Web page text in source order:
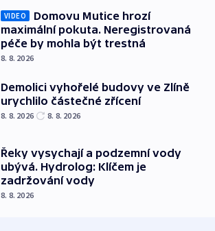
VIDEO
Domovu Mutice hrozí
maximální pokuta. Neregistrovaná
péče by mohla být trestná
8. 8. 2026
Demolici vyhořelé budovy ve Zlíně
urychlilo částečné zřícení
8. 8. 2026 8. 8. 2026
Řeky vysychají a podzemní vody
ubývá. Hydrolog: Klíčem je
zadržování vody
8. 8. 2026